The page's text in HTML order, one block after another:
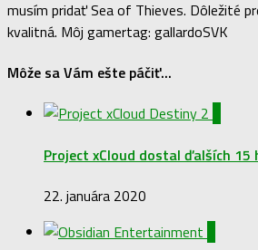
musím pridať Sea of Thieves. Dôležité
kvalitná. Môj gamertag: gallardoSVK
Môže sa Vám ešte páčiť...
Project xCloud dostal ďalších 15
22. januára 2020